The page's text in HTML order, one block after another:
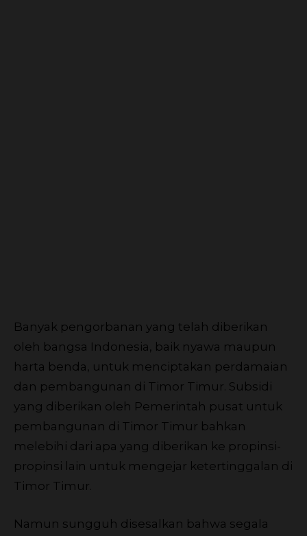
Banyak pengorbanan yang telah diberikan
oleh bangsa Indonesia, baik nyawa maupun
harta benda, untuk menciptakan perdamaian
dan pembangunan di Timor Timur. Subsidi
yang diberikan oleh Pemerintah pusat untuk
pembangunan di Timor Timur bahkan
melebihi dari apa yang diberikan ke propinsi-
propinsi lain untuk mengejar ketertinggalan di
Timor Timur.
Namun sungguh disesalkan bahwa segala